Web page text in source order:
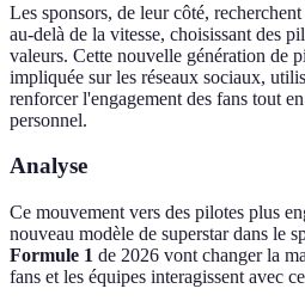
Les sponsors, de leur côté,
au-delà de la vitesse, choisissant des
valeurs. Cette nouvelle génération de
impliquée sur les réseaux sociaux,
renforcer l'engagement des fans tout
personnel.
Analyse
Ce mouvement vers des pilotes plus
nouveau modèle de superstar dans le
Formule 1 de 2026 vont changer la
fans et les équipes interagissent avec